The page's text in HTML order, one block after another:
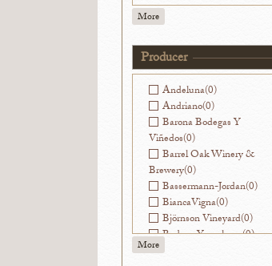
More
Producer
Andeluna(0)
Andriano(0)
Barona Bodegas Y
Viñedos(0)
Barrel Oak Winery &
Brewery(0)
Bassermann-Jordan(0)
BiancaVigna(0)
Björnson Vineyard(0)
Bodega Yacochuya(0)
Bodegas Nekeas
More